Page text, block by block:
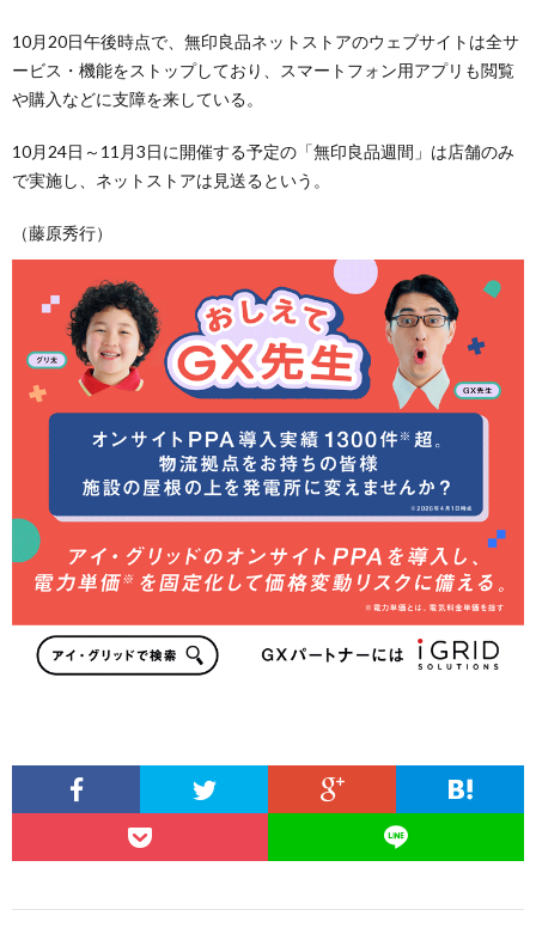
10月20日午後時点で、無印良品ネットストアのウェブサイトは全サ
ービス・機能をストップしており、スマートフォン用アプリも閲覧
や購入などに支障を来している。
10月24日～11月3日に開催する予定の「無印良品週間」は店舗のみ
で実施し、ネットストアは見送るという。
（藤原秀行）